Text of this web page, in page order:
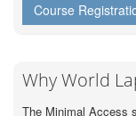
Course
Why World
The Minimal Access